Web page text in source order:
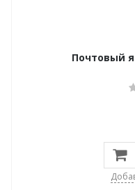
Почтовый